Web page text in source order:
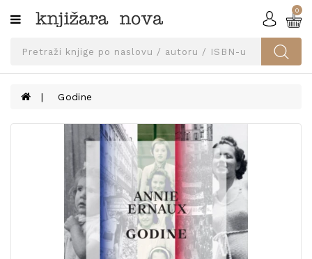
Kategorije
SVEUČILIŠNA
UDŽBENICI
KNJIGE
UDŽBENIKE!
0
Godine